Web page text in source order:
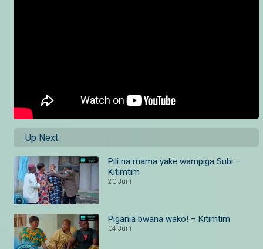
Up Next
Pili na mama yake wampiga Subi –
Kitimtim
20 Juni
Pigania bwana wako! – Kitimtim
04 Juni